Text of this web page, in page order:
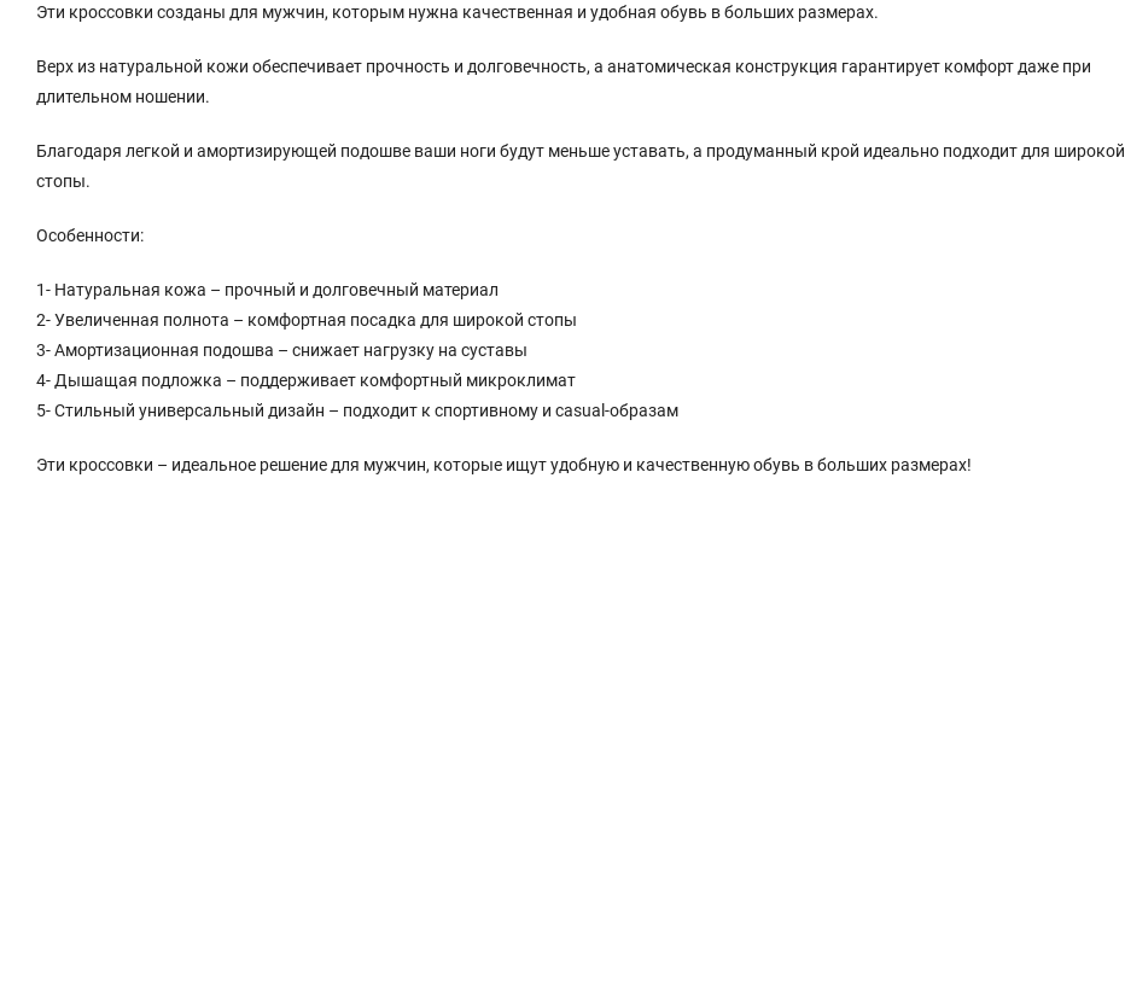
Эти кроссовки созданы для мужчин, которым нужна качественная и удобная обувь в больших размерах.
Верх из натуральной кожи обеспечивает прочность и долговечность, а анатомическая конструкция гарантирует комфорт даже при
длительном ношении.
Благодаря легкой и амортизирующей подошве ваши ноги будут меньше уставать, а продуманный крой идеально подходит для широкой
стопы.
Особенности:
1- Натуральная кожа – прочный и долговечный материал
2- Увеличенная полнота – комфортная посадка для широкой стопы
3- Амортизационная подошва – снижает нагрузку на суставы
4- Дышащая подложка – поддерживает комфортный микроклимат
5- Стильный универсальный дизайн – подходит к спортивному и casual-образам
Эти кроссовки – идеальное решение для мужчин, которые ищут удобную и качественную обувь в больших размерах!